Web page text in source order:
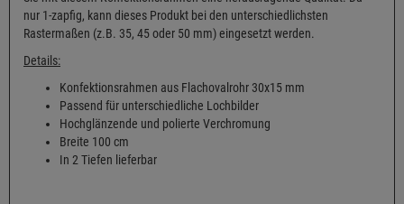
nur 1-zapfig, kann dieses Produkt bei den unterschiedlichsten
Rastermaßen (z.B. 35, 45 oder 50 mm) eingesetzt werden.
Details:
Konfektionsrahmen aus Flachovalrohr 30x15 mm
Passend für unterschiedliche Lochbilder
Hochglänzende und polierte Verchromung
Breite 100 cm
In 2 Tiefen lieferbar